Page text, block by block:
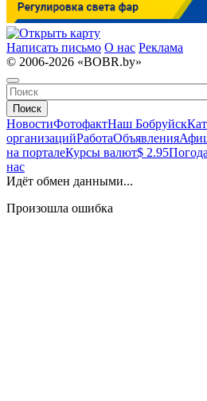
Написать письмо О нас Реклама
© 2006-2026 «BOBR.by»
Поиск
НовостиФотофактНаш Бобруйск
организацийРаботаОбъявления
на порталеКурсы валют$ 2.95Погода
нас
Идёт обмен данными...
Произошла ошибка